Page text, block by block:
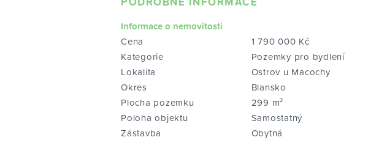
Informace o nemovitosti
Cena
1 790 000 Kč
Kategorie
Pozemky pro bydlení
Lokalita
Ostrov u Macochy
Okres
Blansko
Plocha pozemku
299 m²
Poloha objektu
Samostatný
Zástavba
Obytná